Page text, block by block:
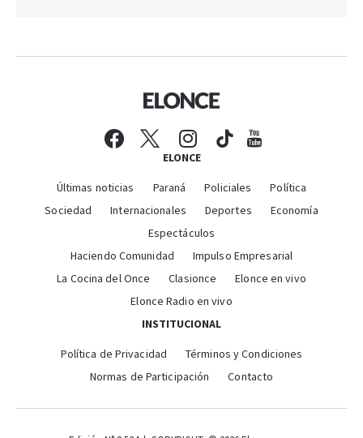
ELONCE
Últimas noticias Paraná Policiales
Política
Sociedad
Internacionales Deportes
Economía
Espectáculos
Haciendo Comunidad
Impulso Empresarial
La Cocina del Once
Clasionce
Elonce en vivo
Elonce Radio en vivo
INSTITUCIONAL
Política de Privacidad
Términos y Condiciones
Normas de Participación
Contacto